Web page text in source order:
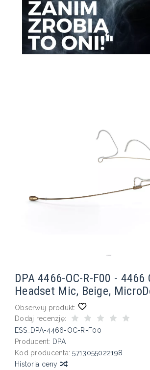
DPA 4466-OC-R-F00 - 4466
Headset Mic, Beige,
Obserwuj produkt:
Dodaj recenzję:
ESS_DPA-4466-OC-R-F00
Producent: DPA
Kod producenta: 5713055022198
Historia ceny